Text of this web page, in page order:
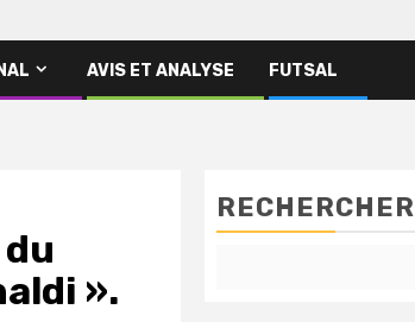
AVIS ET ANALYSE FUTSAL
».
RECHERCHER